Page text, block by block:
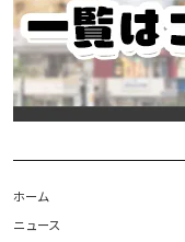
ホーム
ニュース